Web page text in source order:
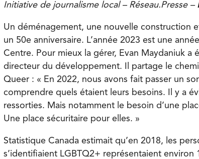
Initiative de journalisme local – Réseau.Presse –
Un déménagement, une nouvelle construction
un 50e anniversaire. L’année 2023 est une
Centre. Pour mieux la gérer, Evan Maydaniuk a
directeur du développement. Il partage le
Queer : « En 2022, nous avons fait passer un
comprendre quels étaient leurs besoins. Il y a
ressorties. Mais notamment le besoin d’une
Une place sécuritaire pour elles. »
Statistique Canada estimait qu’en 2018, les
s’identifiaient LGBTQ2+ représentaient